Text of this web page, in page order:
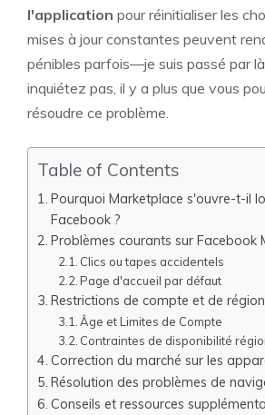
l'application pour réinitialiser les
mises à jour constantes peuvent
pénibles parfois—je suis passé par
inquiétez pas, il y a plus que vous
résoudre ce problème.
Table of Contents
Pourquoi Marketplace s'ouvre-t-il
Facebook ?
Problèmes courants sur Facebook
Clics ou tapes accidentels
Page d'accueil par défaut
Restrictions de compte et de région
Âge et Limites de Compte
Contraintes de disponibilité
Correction du marché sur les
Résolution des problèmes de
Conseils et ressources